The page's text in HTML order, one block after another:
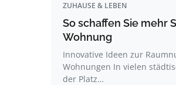
ZUHAUSE & LEBEN
So schaffen Sie mehr
Wohnung
Innovative Ideen zur
Wohnungen In vielen
der Platz…